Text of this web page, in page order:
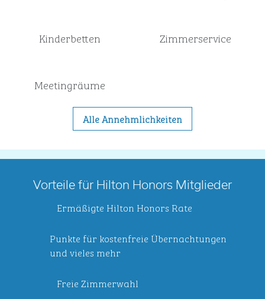
Kinderbetten Zimmer­service
Meeting­räume
Alle Annehmlichkeiten
Vorteile für Hilton Honors Mitglieder
Ermäßigte Hilton Honors Rate
Punkte für kostenfreie Übernachtungen
und vieles mehr
Freie Zimmerwahl